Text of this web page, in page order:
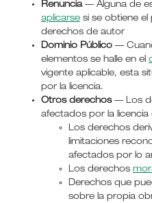
Renuncia— Alguna de
aplicarsesi se obtiene el
derechos de autor
Dominio Público—
elementos se halle en el
vigente aplicable, esta
por la licencia.
Otros derechos— Los
afectados por la licencia
Los derechos
limitaciones
afectados por lo
Los derechos
Derechos que
sobre la propia